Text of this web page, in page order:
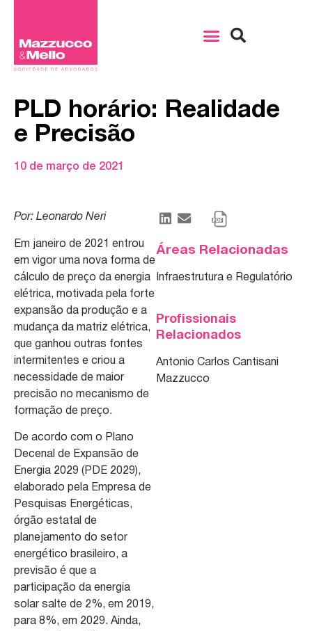
PLD horário: Realidade
e Precisão
10 de março de 2021
Por: Leonardo Neri
Em janeiro de 2021 entrou
em vigor uma nova forma de
cálculo de preço da energia
elétrica, motivada pela forte
expansão da produção e a
mudança da matriz elétrica,
que ganhou outras fontes
intermitentes e criou a
necessidade de maior
precisão no mecanismo de
formação de preço.
De acordo com o Plano
Decenal de Expansão de
Energia 2029 (PDE 2029),
elaborado pela Empresa de
Pesquisas Energéticas,
órgão estatal de
planejamento do setor
energético brasileiro, a
previsão é que a
participação da energia
solar salte de 2%, em 2019,
para 8%, em 2029. Ainda,
Áreas Relacionadas
Infraestrutura e Regulatório
Profissionais
Relacionados
Antonio Carlos Cantisani
Mazzucco